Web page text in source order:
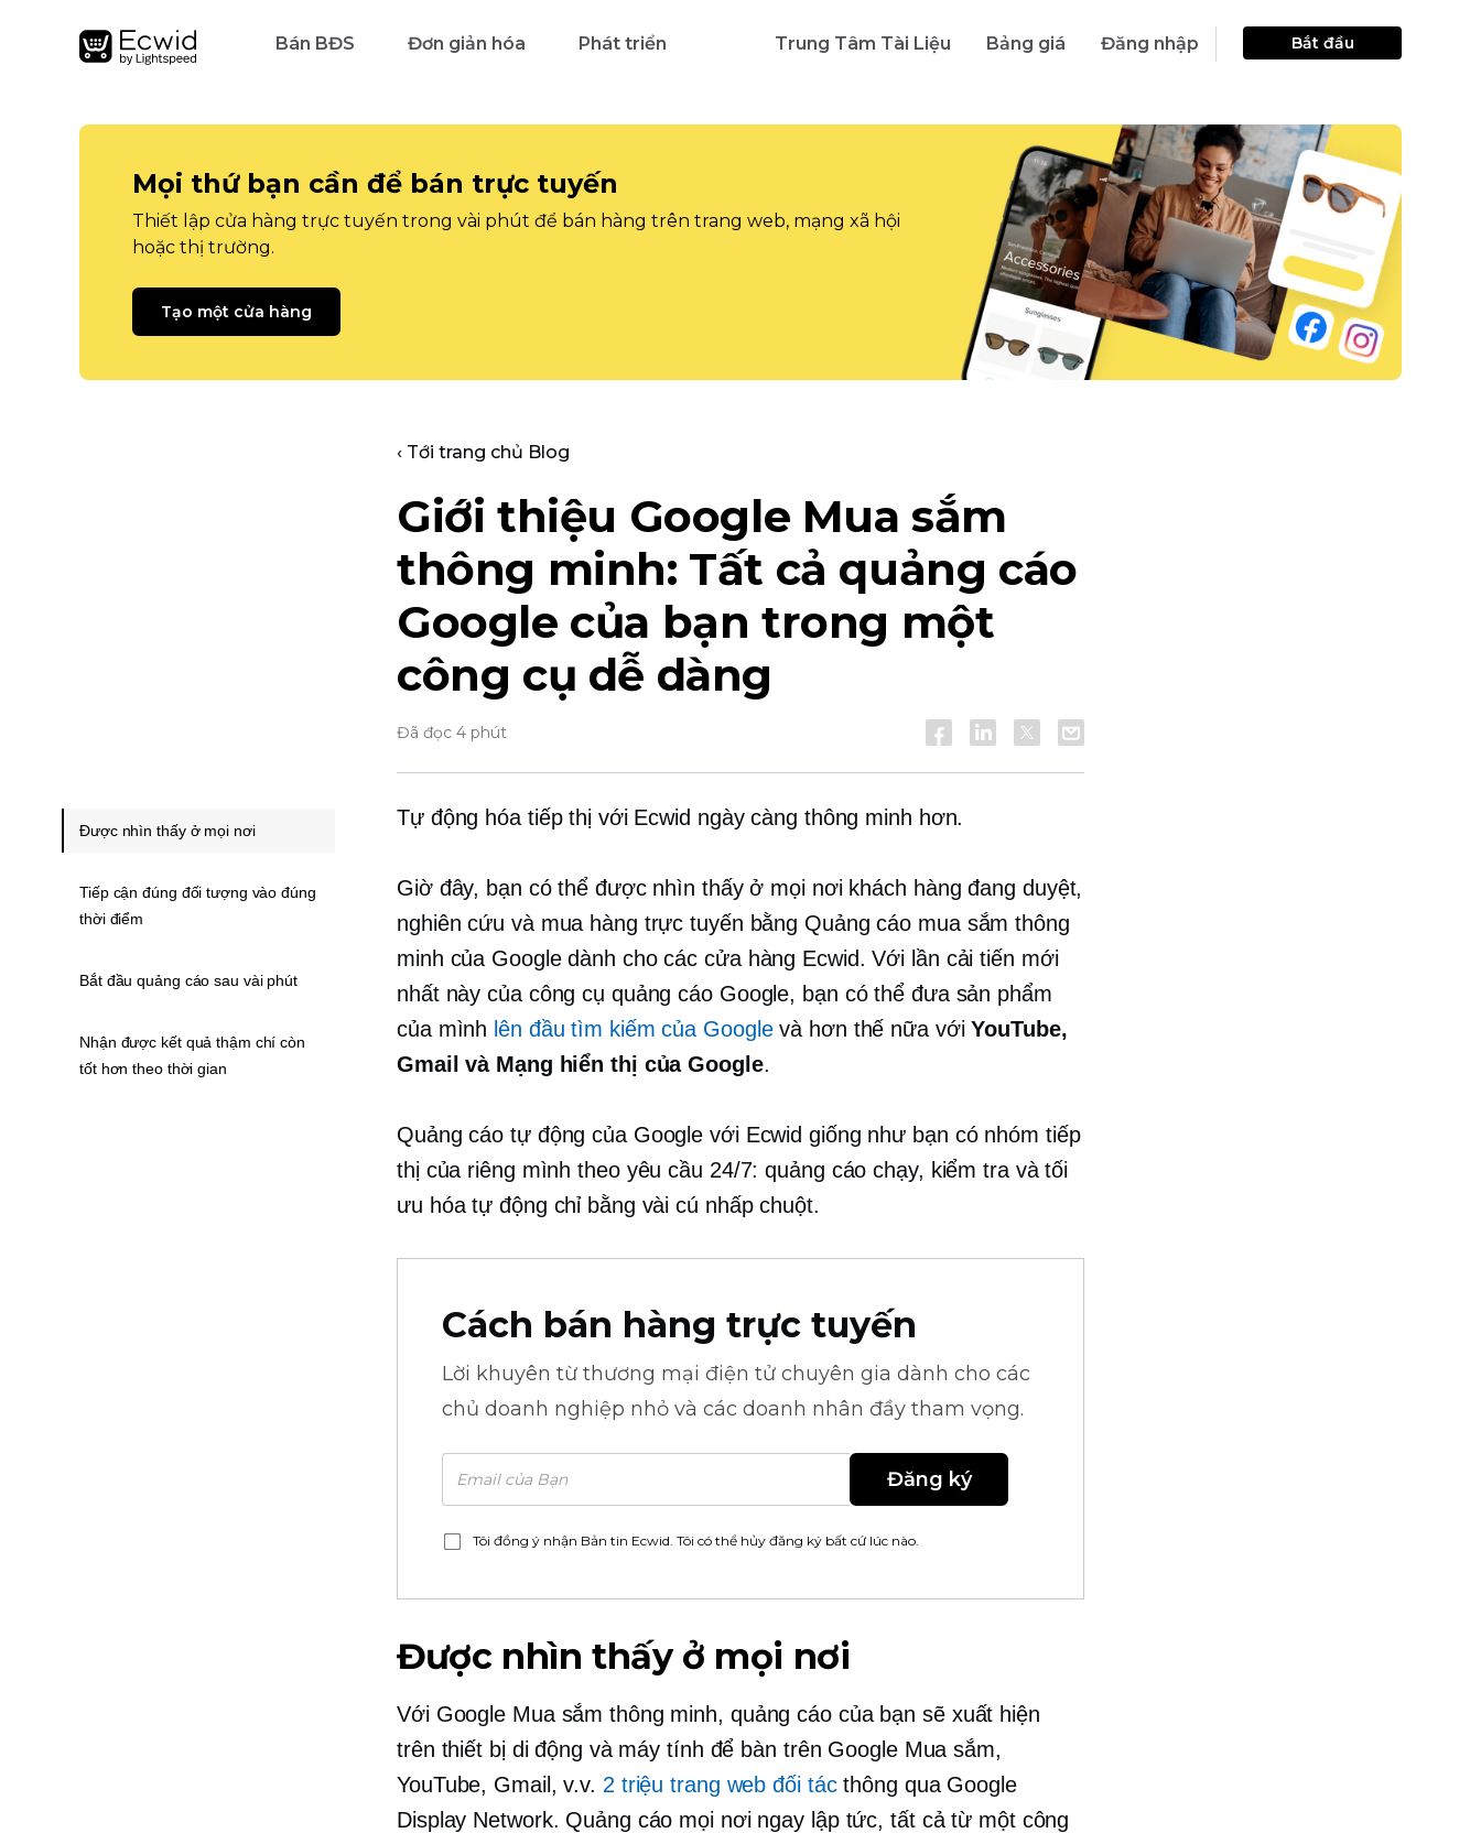
Bán BĐS Đơn giản hóa Phát triển Trung Tâm Tài Liệu Bảng giá Đăng nhập Bắt đầu
Mọi thứ bạn cần để bán trực tuyến
Thiết lập cửa hàng trực tuyến trong vài phút để bán hàng trên trang web, mạng xã hội
hoặc thị trường.
Tạo một cửa hàng
‹ Tới trang chủ Blog
Giới thiệu Google Mua sắm
thông minh: Tất cả quảng cáo
Google của bạn trong một
công cụ dễ dàng
Đã đọc 4 phút
Tự động hóa tiếp thị với Ecwid ngày càng thông minh hơn.
Giờ đây, bạn có thể được nhìn thấy ở mọi nơi khách hàng đang duyệt,
nghiên cứu và mua hàng trực tuyến bằng Quảng cáo mua sắm thông
minh của Google dành cho các cửa hàng Ecwid. Với lần cải tiến mới
nhất này của công cụ quảng cáo Google, bạn có thể đưa sản phẩm
của mình lên đầu tìm kiếm của Googlevà hơn thế nữa vớiYouTube,
Gmail và Mạng hiển thị của Google.
Quảng cáo tự động của Google với Ecwid giống như bạn có nhóm tiếp
thị của riêng mìnhtheo yêu cầu 24/7: quảng cáo chạy, kiểm tra và tối
ưu hóa tự động chỉ bằng vài cú nhấp chuột.
Cách bán hàng trực tuyến
Lời khuyên từ thương mại điện tử chuyên gia dành cho các
chủ doanh nghiệp nhỏ và các doanh nhân đầy tham vọng.
Đăng ký
Tôi đồng ý nhận Bản tin Ecwid. Tôi có thể hủy đăng ký bất cứ lúc nào.
Được nhìn thấy ở mọi nơi
Với Google Mua sắm thông minh, quảng cáo của bạn sẽ xuất hiện
trên thiết bị di động và máy tính để bàn trên Google Mua sắm,
YouTube, Gmail, v.v. 2 triệu trang web đối tácthông qua Google
Display Network. Quảng cáo mọi nơi ngay lập tức, tất cả từ một công
Được nhìn thấy ở mọi nơi
Tiếp cận đúng đối tượng vào đúng
thời điểm
Bắt đầu quảng cáo sau vài phút
Nhận được kết quả thậm chí còn
tốt hơn theo thời gian